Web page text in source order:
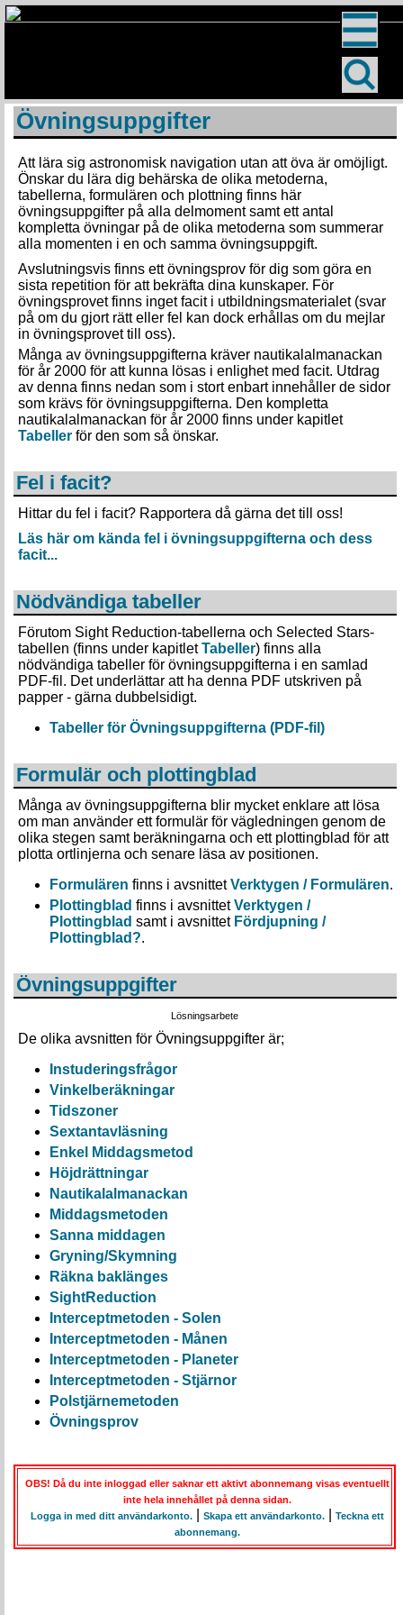
Övningsuppgifter
Att lära sig astronomisk navigation utan att öva är omöjligt.
Önskar du lära dig behärska de olika metoderna,
tabellerna, formulären och plottning finns här
övningsuppgifter på alla delmoment samt ett antal
kompletta övningar på de olika metoderna som summerar
alla momenten i en och samma övningsuppgift.
Avslutningsvis finns ett övningsprov för dig som göra en
sista repetition för att bekräfta dina kunskaper. För
övningsprovet finns inget facit i utbildningsmaterialet (svar
på om du gjort rätt eller fel kan dock erhållas om du mejlar
in övningsprovet till oss).
Många av övningsuppgifterna kräver nautikalalmanackan
för år 2000 för att kunna lösas i enlighet med facit. Utdrag
av denna finns nedan som i stort enbart innehåller de sidor
som krävs för övningsuppgifterna. Den kompletta
nautikalalmanackan för år 2000 finns under kapitlet
Tabeller för den som så önskar.
Fel i facit?
Hittar du fel i facit? Rapportera då gärna det till oss!
Läs här om kända fel i övningsuppgifterna och dess
facit...
Nödvändiga tabeller
Förutom Sight Reduction-tabellerna och Selected Stars-
tabellen (finns under kapitletTabeller) finns alla
nödvändiga tabeller för övningsuppgifterna i en samlad
PDF-fil. Det underlättar att ha denna PDF utskriven på
papper - gärna dubbelsidigt.
Tabeller för Övningsuppgifterna (PDF-fil)
Formulär och plottingblad
Många av övningsuppgifterna blir mycket enklare att lösa
om man använder ett formulär för vägledningen genom de
olika stegen samt beräkningarna och ett plottingblad för att
plotta ortlinjerna och senare läsa av positionen.
Formulären finns i avsnittetVerktygen / Formulären.
Plottingblad finns i avsnittetVerktygen /
Plottingblad samt i avsnittet Fördjupning /
Plottingblad?.
Övningsuppgifter
Lösningsarbete
De olika avsnitten för Övningsuppgifter är;
Instuderingsfrågor
Vinkelberäkningar
Tidszoner
Sextantavläsning
Enkel Middagsmetod
Höjdrättningar
Nautikalalmanackan
Middagsmetoden
Sanna middagen
Gryning/Skymning
Räkna baklänges
SightReduction
Interceptmetoden - Solen
Interceptmetoden - Månen
Interceptmetoden - Planeter
Interceptmetoden - Stjärnor
Polstjärnemetoden
Övningsprov
OBS! Då du inte inloggad eller saknar ett aktivt abonnemang visas eventuellt
inte hela innehållet på denna sidan.
Logga in med ditt användarkonto.| Skapa ett användarkonto.|
Teckna ett
abonnemang.